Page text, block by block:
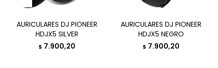
AURICULARES DJ PIONEER
HDJX5 SILVER
$ 7.900,20
AURICULARES DJ PIONEER
HDJX5 NEGRO
$ 7.900,20